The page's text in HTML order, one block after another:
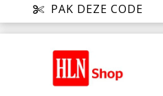
PAK DEZE CODE